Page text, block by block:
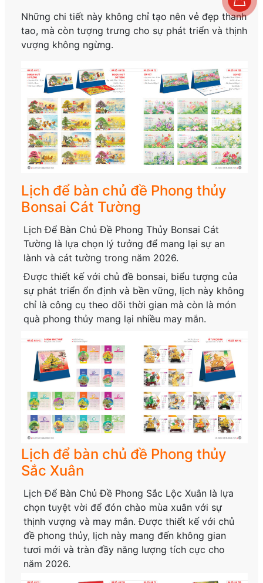
Những chi tiết này không chỉ tạo nên vẻ đẹp thanh
tao, mà còn tượng trưng cho sự phát triển và thịnh
vượng không ngừng.
Lịch để bàn chủ đề Phong thủy
Bonsai Cát Tường
Lịch Để Bàn Chủ Đề Phong Thủy Bonsai Cát
Tường là lựa chọn lý tưởng để mang lại sự an
lành và cát tường trong năm 2026.
Được thiết kế với chủ đề bonsai, biểu tượng của
sự phát triển ổn định và bền vững, lịch này không
chỉ là công cụ theo dõi thời gian mà còn là món
quà phong thủy mang lại nhiều may mắn.
Lịch để bàn chủ đề Phong thủy
Sắc Xuân
Lịch Để Bàn Chủ Đề Phong Sắc Lộc Xuân là lựa
chọn tuyệt vời để đón chào mùa xuân với sự
thịnh vượng và may mắn. Được thiết kế với chủ
đề phong thủy, lịch này mang đến không gian
tươi mới và tràn đầy năng lượng tích cực cho
năm 2026.